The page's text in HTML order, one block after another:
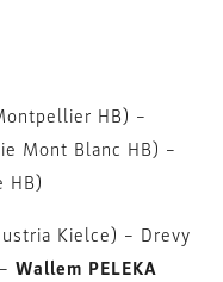
HB) –
Mont Blanc HB) –
HB)
Kielce) – Drevy
Wallem PELEKA